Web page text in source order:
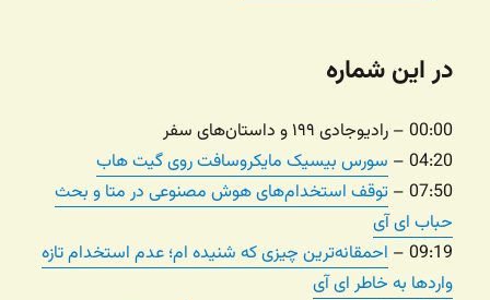
در این شماره
00:00 – رادیوجادی ۱۹۹ و داستان‌های سفر
04:20 –
سورس بیسیک مایکروسافت روی گیت هاب
07:50 –
توقف استخدام‌های هوش مصنوعی در متا و بحث
حباب ای آی
09:19 –
احمقانه‌ترین چیزی که شنیده ام؛ عدم استخدام تازه
واردها به خاطر ای آی